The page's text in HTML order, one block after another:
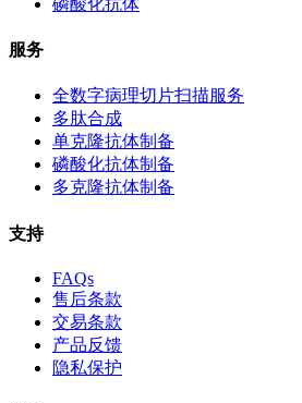
服务
全数字病理切片扫描服务
多肽合成
单克隆抗体制备
磷酸化抗体制备
多克隆抗体制备
支持
FAQs
售后条款
交易条款
产品反馈
隐私保护